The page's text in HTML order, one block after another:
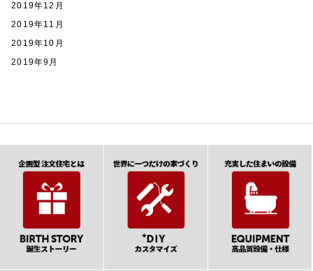
2019年12月
2019年11月
2019年10月
2019年9月